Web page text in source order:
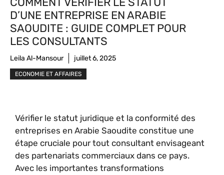
D’UNE ENTREPRISE EN ARABIE
SAOUDITE : GUIDE COMPLET POUR
LES CONSULTANTS
Leila Al-Mansour juillet 6, 2025
ECONOMIE ET AFFAIRES
Vérifier le statut juridique et la conformité des
entreprises en Arabie Saoudite constitue une
étape cruciale pour tout consultant envisageant
des partenariats commerciaux dans ce pays.
Avec les importantes transformations